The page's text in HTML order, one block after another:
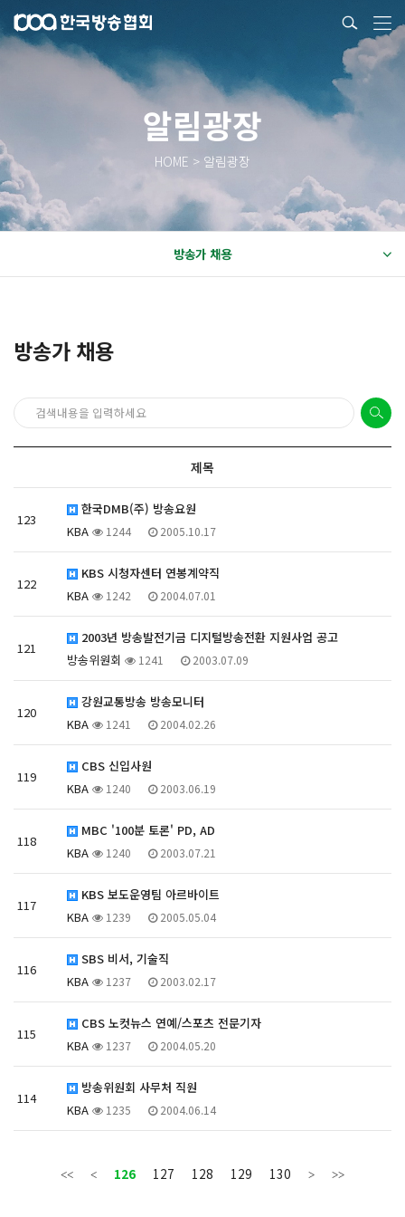
알림광장
HOME > 알림광장
방송가 채용
방송가 채용
제목
123
한국DMB(주) 방송요원
KBA
1244 2005.10.17
122
KBS 시청자센터 연봉계약직
KBA
1242 2004.07.01
121
2003년 방송발전기금 디지털방송전환 지원사업 공고
방송위원회
1241 2003.07.09
120
강원교통방송 방송모니터
KBA
1241 2004.02.26
119
CBS 신입사원
KBA
1240 2003.06.19
118
MBC '100분 토론' PD, AD
KBA
1240 2003.07.21
117
KBS 보도운영팀 아르바이트
KBA
1239 2005.05.04
116
SBS 비서, 기술직
KBA
1237 2003.02.17
115
CBS 노컷뉴스 연예/스포츠 전문기자
KBA
1237 2004.05.20
114
방송위원회 사무처 직원
KBA
1235 2004.06.14
126 127 128 129 130